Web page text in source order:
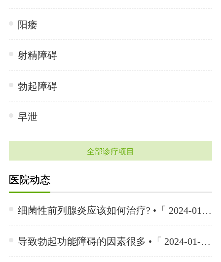
阳痿
射精障碍
勃起障碍
早泄
全部诊疗项目
医院动态
细菌性前列腺炎应该如何治疗? •「 2024-01-15 」
导致勃起功能障碍的因素很多 •「 2024-01-15 」